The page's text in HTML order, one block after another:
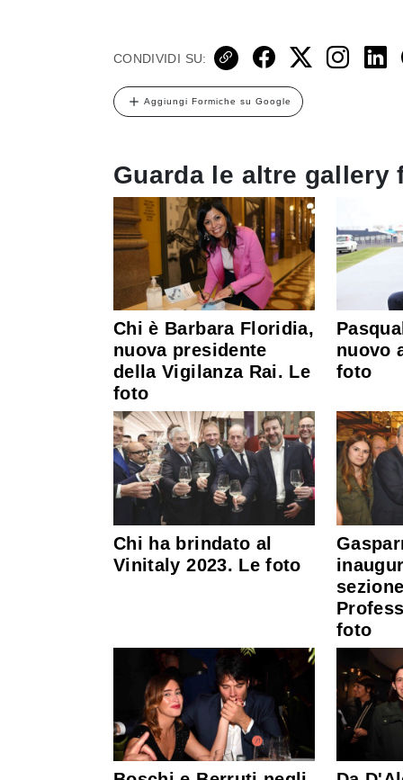
CONDIVIDI SU:
Aggiungi Formiche su Google
Guarda le altre gallery
Chi è Barbara Floridia,
nuova presidente
della Vigilanza Rai. Le
foto
nuovo
foto
Chi ha brindato al
Vinitaly 2023. Le foto
foto